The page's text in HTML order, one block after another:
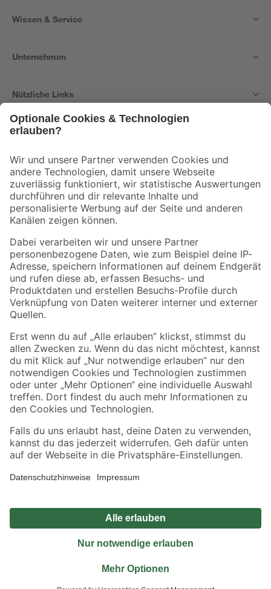
Wissen & Service
Unternehmen
Nützliche Links
Der toom Newsletter: Keine Angebote und Aktionen mehr verpassen!
Zur Newsletter Anmeldung
Folge uns
Zahlungsarten Versandarten
Sicher einkaufen
Jetzt die toom-App herunterladen
Alle Preisangaben in EUR inkl. gesetzl. MwSt.. Die dargestellten Angebote sind unter
Umständen nicht in allen Märkten verfügbar. Die angegebenen Verfügbarkeiten beziehen
Produkte nur solange der Vorrat reicht.
*Paketversand ab 59 € versandkostenfrei, gilt nicht für Artikel mit Speditionsversand, hier
Privatsphäre Impressum
Nutzungsbedingungen
Widerrufsrecht
Vertrag widerrufen
© 2026 toom Baumarkt GmbH